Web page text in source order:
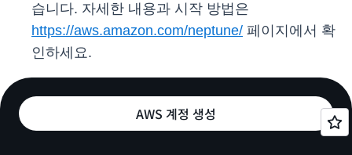
습니다. 자세한 내용과 시작 방법은
https://aws.amazon.com/neptune/ 페이지에서 확
인하세요.
AWS 계정 생성